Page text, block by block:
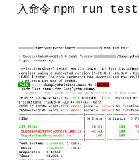
入命令 npm run test